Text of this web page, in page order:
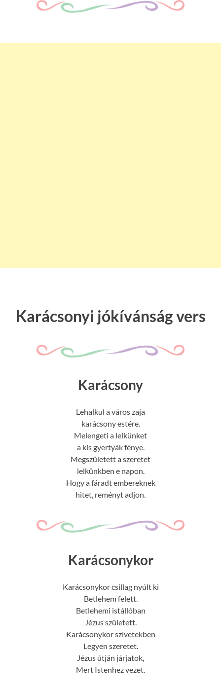
Karácsonyi jókívánság vers
Karácsony
Lehalkul a város zaja
karácsony estére.
Melengeti a lelkünket
a kis gyertyák fénye.
Megszületett a szeretet
lelkünkben e napon.
Hogy a fáradt embereknek
hitet, reményt adjon.
Karácsonykor
Karácsonykor csillag nyúlt ki
Betlehem felett.
Betlehemi istállóban
Jézus született.
Karácsonykor szívetekben
Legyen szeretet.
Jézus útján járjatok,
Mert Istenhez vezet.